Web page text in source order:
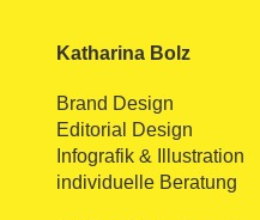
Katharina Bolz
Brand Design
Editorial Design
Infografik & Illustration
individuelle Beratung